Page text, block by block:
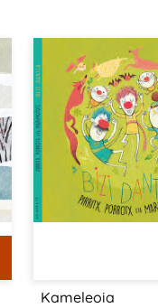
Kameleoia